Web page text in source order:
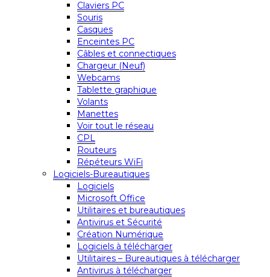
Claviers PC
Souris
Casques
Enceintes PC
Câbles et connectiques
Chargeur (Neuf)
Webcams
Tablette graphique
Volants
Manettes
Voir tout le réseau
CPL
Routeurs
Répéteurs WiFi
Logiciels-Bureautiques
Logiciels
Microsoft Office
Utilitaires et bureautiques
Antivirus et Sécurité
Création Numérique
Logiciels à télécharger
Utilitaires – Bureautiques à télécharger
Antivirus à télécharger